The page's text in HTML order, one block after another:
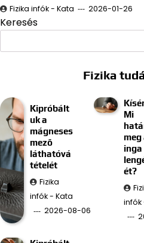
Fizika infók - Kata 2026-01-26
Keresés
Fizika
Kipróbált
uk a
mágneses
mező
láthatóvá
tételét
Fizika
infók - Kata
2026-08-06
Mi
meg
inga
ét?
infók